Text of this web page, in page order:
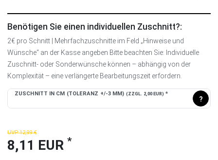
Benötigen Sie einen individuellen Zuschnitt?:
2€ pro Schnitt | Mehrfachzuschnitte im Feld „Hinweise und
Wünsche“ an der Kasse angeben Bitte beachten Sie: Individuelle
Zuschnitt- oder Sonderwünsche können – abhängig von der
Komplexität – eine verlängerte Bearbeitungszeit erfordern.
ZUSCHNITT IN CM (TOLERANZ +/-3 MM) (ZZGL. 2,00 EUR) *
?
UVP 12,99 €
8,11 EUR *